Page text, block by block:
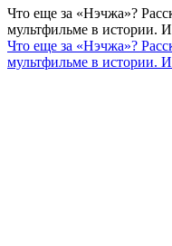
Что еще за «Нэчжа»?
мультфильме в истории.
Что еще за «Нэчжа»?
мультфильме в истории.